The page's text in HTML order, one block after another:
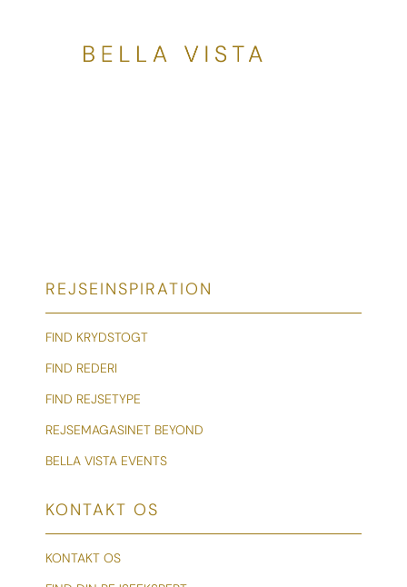
REJSEINSPIRATION
FIND KRYDSTOGT
FIND REDERI
FIND REJSETYPE
REJSEMAGASINET BEYOND
BELLA VISTA EVENTS
KONTAKT OS
KONTAKT OS